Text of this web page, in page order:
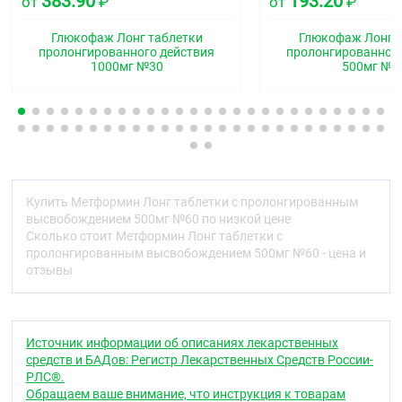
Описание
Дозировка 500 мг:капсулообразные,
двояковыпуклые таблетки белого или почти
белого цвета, с риской с одной стороны,
Дозировки 750 мг и 1000 мг:овальные,
двояковыпуклые таблетки белого или почти
белого цвета, с риской с одной стороны,
Фармакотерапевтическая группа
Гипогликемическое средство для перорального
применения группы бигуанидов
Код АТХ
Фармакологические свойства
Фармакодинамика
Метформин — гипогликемическое средство из
Глюкофаж Лонг таблетки
пролонгированного действия
1000мг №30
Глюкофаж Лонг
500мг
Купить Метформин Лонг таблетки с пролонгированным
высвобождением 500мг №60 по низкой цене
Сколько стоит Метформин Лонг таблетки с
пролонгированным высвобождением 500мг №60 - цена и
отзывы
Источник информации об описаниях лекарственных
средств и БАДов: Регистр Лекарственных Средств России-
РЛС®.
Обращаем ваше внимание, что инструкция к товарам